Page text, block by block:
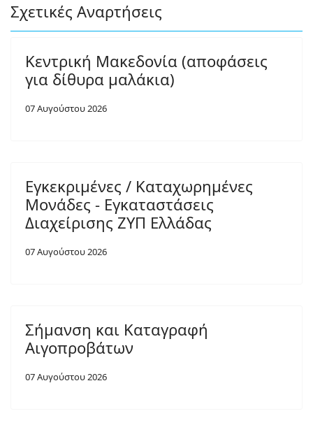
Σχετικές Αναρτήσεις
Κεντρική Μακεδονία (αποφάσεις
για δίθυρα μαλάκια)
07 Αυγούστου 2026
Εγκεκριμένες / Καταχωρημένες
Μονάδες - Εγκαταστάσεις
Διαχείρισης ΖΥΠ Ελλάδας
07 Αυγούστου 2026
Σήμανση και Καταγραφή
Αιγοπροβάτων
07 Αυγούστου 2026